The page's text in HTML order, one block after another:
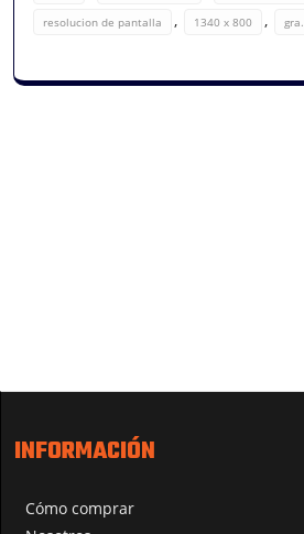
resolucion de pantalla , 1340 x 800 , gra...
INFORMACIÓN
Cómo comprar